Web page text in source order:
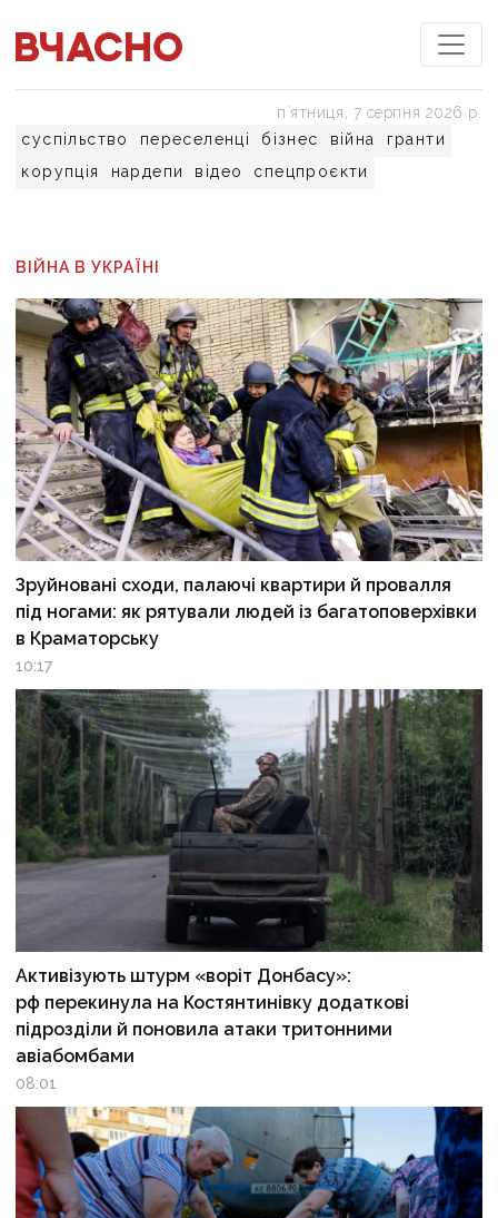
суспільство переселенці бізнес війна
гранти
корупція
нардепи відео спецпроєкти
пʼятниця, 7 серпня 2026 р.
ВІЙНА В УКРАЇНІ
Зруйновані сходи, палаючі квартири й провалля
під ногами: як рятували людей із багатоповерхівки
в Краматорську
10:17
Активізують штурм «воріт Донбасу»:
рф перекинула на Костянтинівку додаткові
підрозділи й поновила атаки тритонними
авіабомбами
08:01